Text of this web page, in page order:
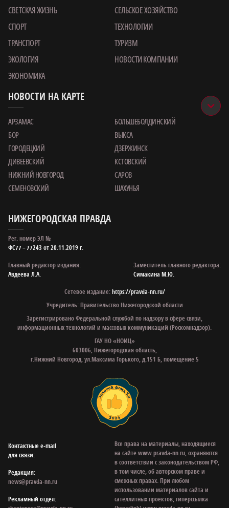
СВЕТСКАЯ ЖИЗНЬ
СЕЛЬСКОЕ ХОЗЯЙСТВО
СПОРТ
ТЕХНОЛОГИИ
ТРАНСПОРТ
ТУРИЗМ
ЭКОЛОГИЯ
НОВОСТИ КОМПАНИИ
ЭКОНОМИКА
НОВОСТИ НА КАРТЕ
АРЗАМАС
БОЛЬШЕБОЛДИНСКИЙ
БОР
ВЫКСА
ГОРОДЕЦКИЙ
ДЗЕРЖИНСК
ДИВЕЕВСКИЙ
КСТОВСКИЙ
НИЖНИЙ НОВГОРОД
САРОВ
СЕМЕНОВСКИЙ
ШАХУНЬЯ
НИЖЕГОРОДСКАЯ ПРАВДА
Рег. номер ЭЛ №
ФС77 – 77243 от 20.11.2019 г.
Главный редактор издания:
Авдеева Л.А.
Заместитель главного редактора:
Симакина М.Ю.
Сетевое издание:https://pravda-nn.ru/
Учредитель: Правительство Нижегородской области
Зарегистрировано Федеральной службой по надзору в сфере связи,
информационных технологий и массовых коммуникаций (Роскомнадзор).
ГАУ НО «НОИЦ»
603006, Нижегородская область,
г.Нижний Новгород, ул.Максима Горького, д.151 Б, помещение 5
Контактные e‑mail
для связи:
Редакция:
news@pravda-nn.ru
Рекламный отдел:
Все права на материалы, находящиеся
на сайте www.pravda-nn.ru, охраняются
в соответствии с законодательством РФ,
в том числе, об авторском праве и
смежных правах. При любом
использовании материалов сайта и
сателлитных проектов, гиперссылка